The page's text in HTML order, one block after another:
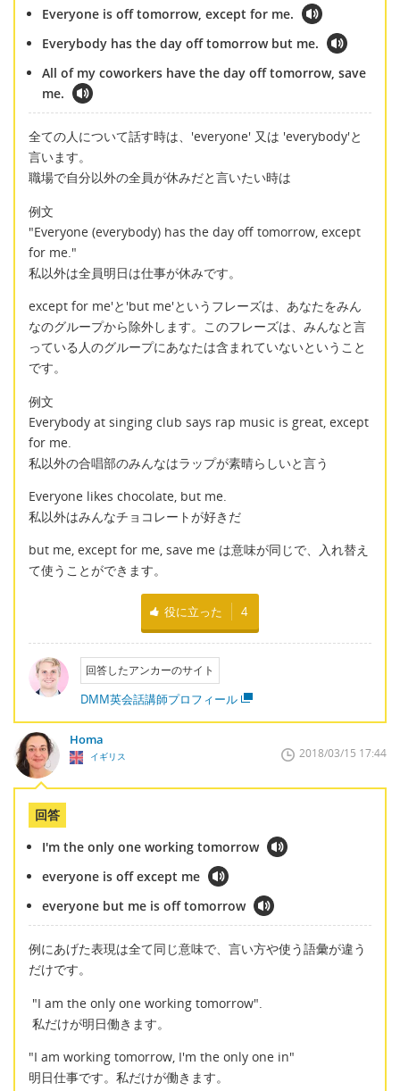
Everyone is off tomorrow, except for me.
Everybody has the day off tomorrow but me.
All of my coworkers have the day off tomorrow, save
me.
全ての人について話す時は、'everyone' 又は 'everybody'と
言います。
職場で自分以外の全員が休みだと言いたい時は
例文
"Everyone (everybody) has the day off tomorrow, except
for me."
私以外は全員明日は仕事が休みです。
except for me'と'but me'というフレーズは、あなたをみん
なのグループから除外します。このフレーズは、みんなと言
っている人のグループにあなたは含まれていないということ
です。
例文
Everybody at singing club says rap music is great, except
for me.
私以外の合唱部のみんなはラップが素晴らしいと言う
Everyone likes chocolate, but me.
私以外はみんなチョコレートが好きだ
but me, except for me, save me は意味が同じで、入れ替え
て使うことができます。
役に立った 4
回答したアンカーのサイト
DMM英会話講師プロフィール
Homa
イギリス 2018/03/15 17:44
回答
I'm the only one working tomorrow
everyone is off except me
everyone but me is off tomorrow
例にあげた表現は全て同じ意味で、言い方や使う語彙が違う
だけです。
"I am the only one working tomorrow".
私だけが明日働きます。
"I am working tomorrow, I'm the only one in"
明日仕事です。私だけが働きます。